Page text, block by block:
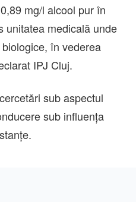
mg/l alcool pur în
unitatea medicală unde
în vederea
IPJ Cluj.
sub aspectul
sub influența